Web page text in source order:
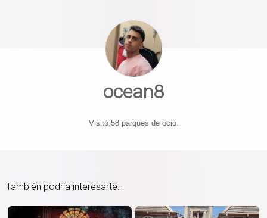
ocean8
Visitó 58 parques de ocio.
También podría interesarte...